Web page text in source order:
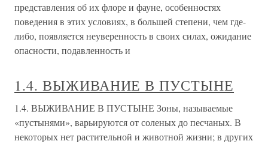
представления об их флоре и фауне, особенностях
поведения в этих условиях, в большей степени, чем где-
либо, появляется неуверенность в своих силах, ожидание
опасности, подавленность и
1.4. ВЫЖИВАНИЕ В ПУСТЫНЕ
1.4. ВЫЖИВАНИЕ В ПУСТЫНЕ Зоны, называемые
«пустынями», варьируются от соленых до песчаных. В
некоторых нет растительной и животной жизни; в других